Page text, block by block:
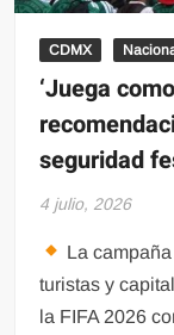
CDMX
‘Juega
seguridad
4 julio, 2026
La
turistas y
la FIFA 2026